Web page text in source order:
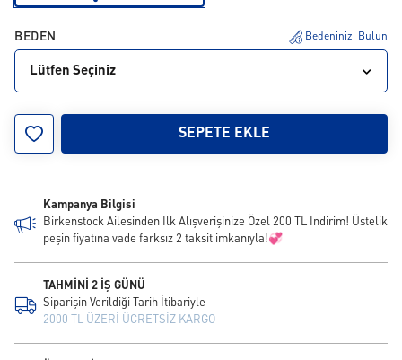
BEDEN Bedeninizi Bulun
Lütfen Seçiniz
SEPETE EKLE
Kampanya Bilgisi
Birkenstock Ailesinden İlk Alışverişinize Özel 200 TL İndirim! Üstelik
peşin fiyatına vade farksız 2 taksit imkanıyla!💞
TAHMİNİ 2 İŞ GÜNÜ
Siparişin Verildiği Tarih İtibariyle
2000 TL ÜZERİ ÜCRETSİZ KARGO